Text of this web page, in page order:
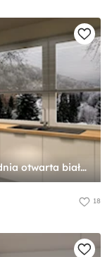
Wizualizacje projektowe kuchni - Średnia otwarta biała z zabudowaną lodówką z nablatowym zlewozmywakiem kuchnia w kształcie litery l z oknem, styl nowoczesny - zdjęcie od Art.studio
18